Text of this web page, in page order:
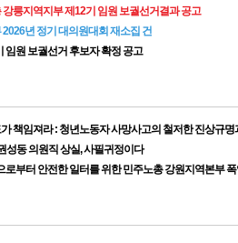
릉지역지부 제12기 임원 보궐선거결과 공고
년 정기 대의원대회 재소집 건
임원 보궐선거 후보자 확정 공고
책임져라 : 청년노동자 사망사고의 철저한 진상규
성동 의원직 상실, 사필귀정이다
로부터 안전한 일터를 위한 민주노총 강원지역본부